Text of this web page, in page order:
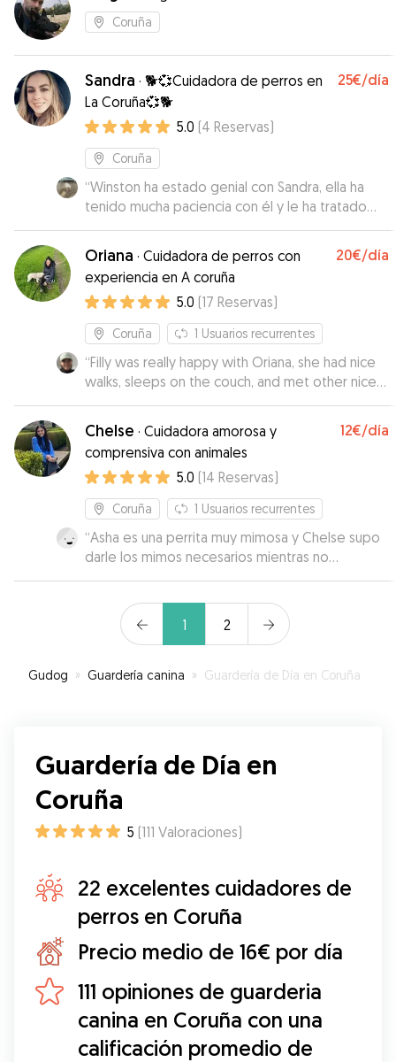
Coruña
Sandra · 🐕💞Cuidadora de perros en
La Coruña💞🐕
25€/día
5.0 (4 Reservas)
Coruña
“Winston ha estado genial con Sandra, ella ha
tenido mucha paciencia con él y le ha tratado
como si fuese suyo. Ha estado en contacto
conmigo para ir poniéndome al día de cómo
estaba y qué tal lo estaban pasando. Muy
contenta con la experiencia!
Oriana · Cuidadora de perros con
experiencia en A coruña
20€/día
5.0 (17 Reservas)
Coruña 1 Usuarios recurrentes
“Filly was really happy with Oriana, she had nice
walks, sleeps on the couch, and met other nice
dogs nearby :)”
Chelse · Cuidadora amorosa y
comprensiva con animales
12€/día
5.0 (14 Reservas)
Coruña 1 Usuarios recurrentes
“Asha es una perrita muy mimosa y Chelse supo
darle los mimos necesarios mientras no
estuvimos. Es una niña dulce y atenta.
1
2
Gudog » Guardería canina » Guardería de Día en Coruña
Guardería de Día en
Coruña
5 (111 Valoraciones)
22 excelentes cuidadores de
perros en Coruña
Precio medio de 16€ por día
111 opiniones de guarderia
canina en Coruña con una
calificación promedio de